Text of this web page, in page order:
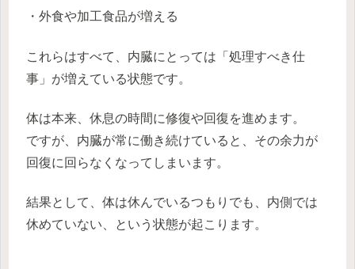
・外食や加工食品が増える
これらはすべて、内臓にとっては「処理すべき仕
事」が増えている状態です。
体は本来、休息の時間に修復や回復を進めます。
ですが、内臓が常に働き続けていると、その余力が
回復に回らなくなってしまいます。
結果として、体は休んでいるつもりでも、内側では
休めていない、という状態が起こります。